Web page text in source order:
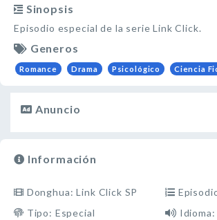
Sinopsis
Episodio especial de la serie Link Click.
Generos
Romance Drama Psicológico Ciencia
Anuncio
Información
Donghua: Link Click SP
Tipo: Especial